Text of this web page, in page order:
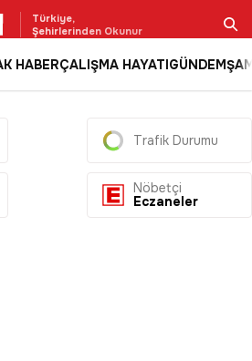
Türkiye,
Şehirlerinden Okunur
HABERÇALIŞMA HAYATIGÜNDEM
Trafik Durumu
Nöbetçi
Eczaneler